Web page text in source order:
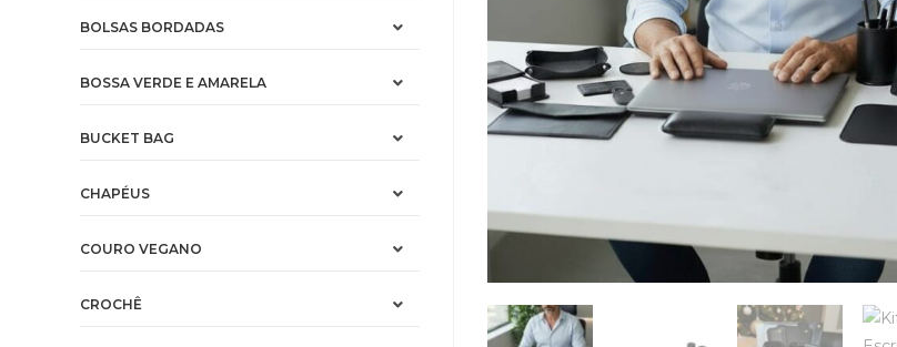
BOLSAS BORDADAS
BOSSA VERDE E AMARELA
BUCKET BAG
CHAPÉUS
COURO VEGANO
CROCHÊ